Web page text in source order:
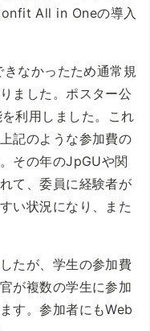
All in Oneの導入
なかったため通常規
ました。ポスター公
利用しました。これ
記のような参加費の
その年のJpGUや関
て、委員に経験者が
い状況になり、また
たが、学生の参加費
が複数の学生に参加
す。参加者にもWeb